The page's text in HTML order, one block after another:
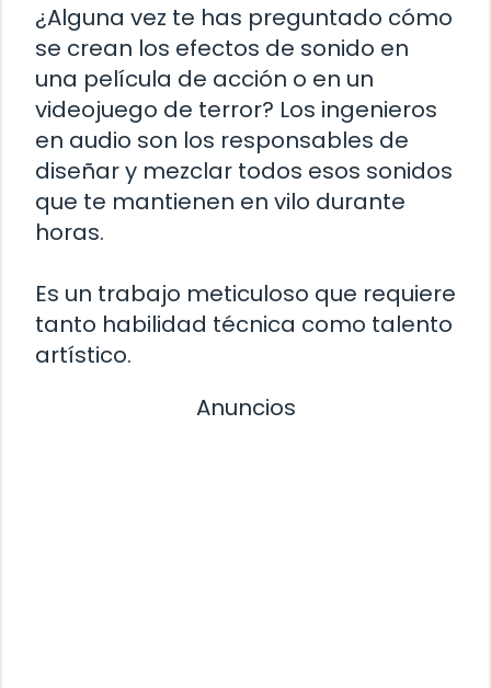
¿Alguna vez te has preguntado cómo
se crean los efectos de sonido en
una película de acción o en un
videojuego de terror? Los ingenieros
en audio son los responsables de
diseñar y mezclar todos esos sonidos
que te mantienen en vilo durante
horas.
Es un trabajo meticuloso que requiere
tanto habilidad técnica como talento
artístico.
Anuncios